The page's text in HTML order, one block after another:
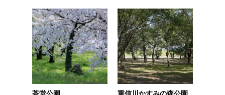
特産品情報
イベント情報
とうおんMAP
関連リンク
お問い合わせ
プライバシーポリシー